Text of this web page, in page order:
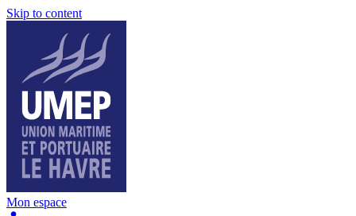
Skip to content
Mon espace